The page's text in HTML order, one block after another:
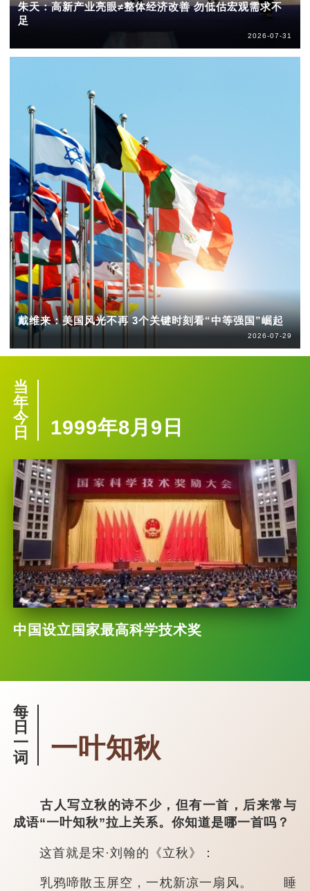
朱天：高新产业亮眼≠整体经济改善 勿低估宏观需求不
足
2026-07-31
戴维来：美国风光不再 3个关键时刻看“中等强国”崛起
2026-07-29
当
年
今
日
1999年8月9日
中国设立国家最高科学技术奖
每
日
一
词
一叶知秋
古人写立秋的诗不少，但有一首，后来常与
成语“一叶知秋”拉上关系。你知道是哪一首吗？
这首就是宋·刘翰的《立秋》：
乳鸦啼散玉屏空，一枕新凉一扇风。 睡